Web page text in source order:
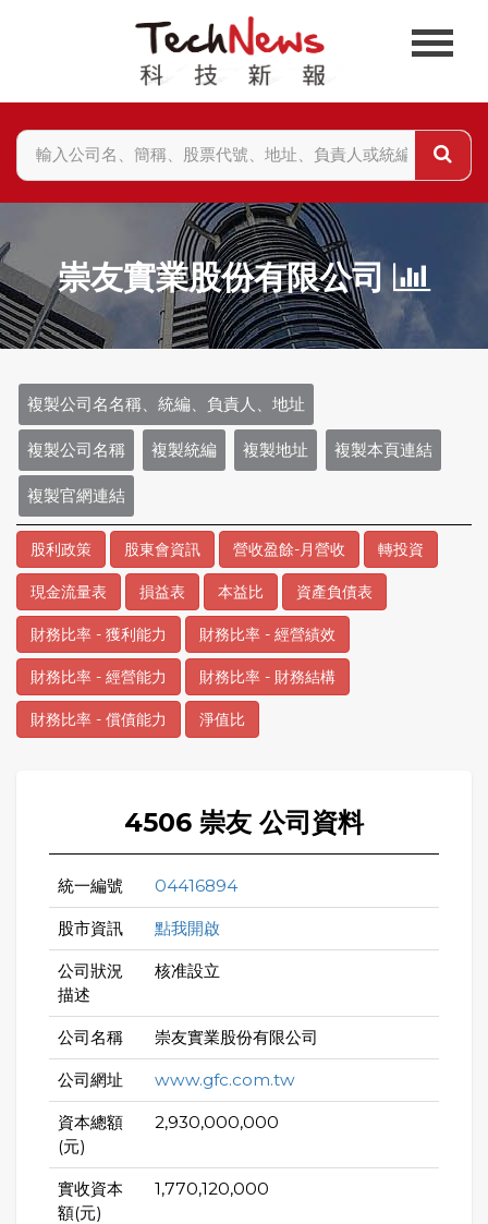
崇友實業股份有限公司
複製公司名名稱、統編、負責人、地址
複製公司名稱 複製統編 複製地址 複製本頁連結
複製官網連結
股利政策 股東會資訊 營收盈餘-月營收 轉投資
現金流量表 損益表 本益比 資產負債表
財務比率 - 獲利能力 財務比率 - 經營績效
財務比率 - 經營能力 財務比率 - 財務結構
財務比率 - 償債能力 淨值比
4506 崇友 公司資料
統一編號 04416894
股市資訊 點我開啟
公司狀況
描述
核准設立
公司名稱 崇友實業股份有限公司
公司網址 www.gfc.com.tw
資本總額
(元)
2,930,000,000
實收資本
額(元)
1,770,120,000